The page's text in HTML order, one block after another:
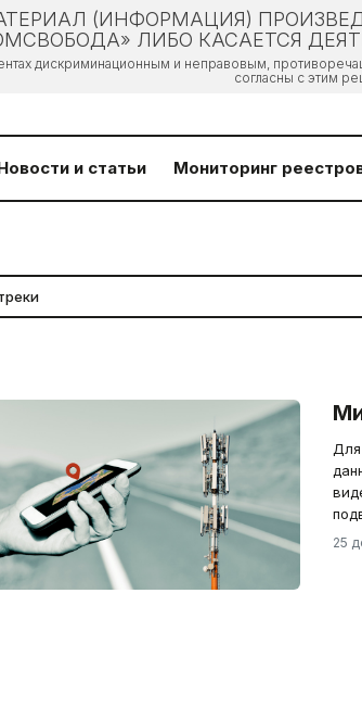
(ИНФОРМАЦИЯ)
ЛИБО КАСАЕТСЯ
дискриминационным и неправовым,
согласны с этим
и статьи Мониторинг
25